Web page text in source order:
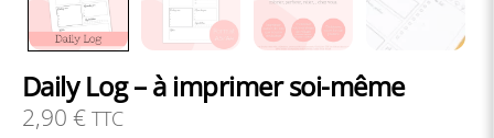
Daily Log – à imprimer soi-même
2,90 € TTC